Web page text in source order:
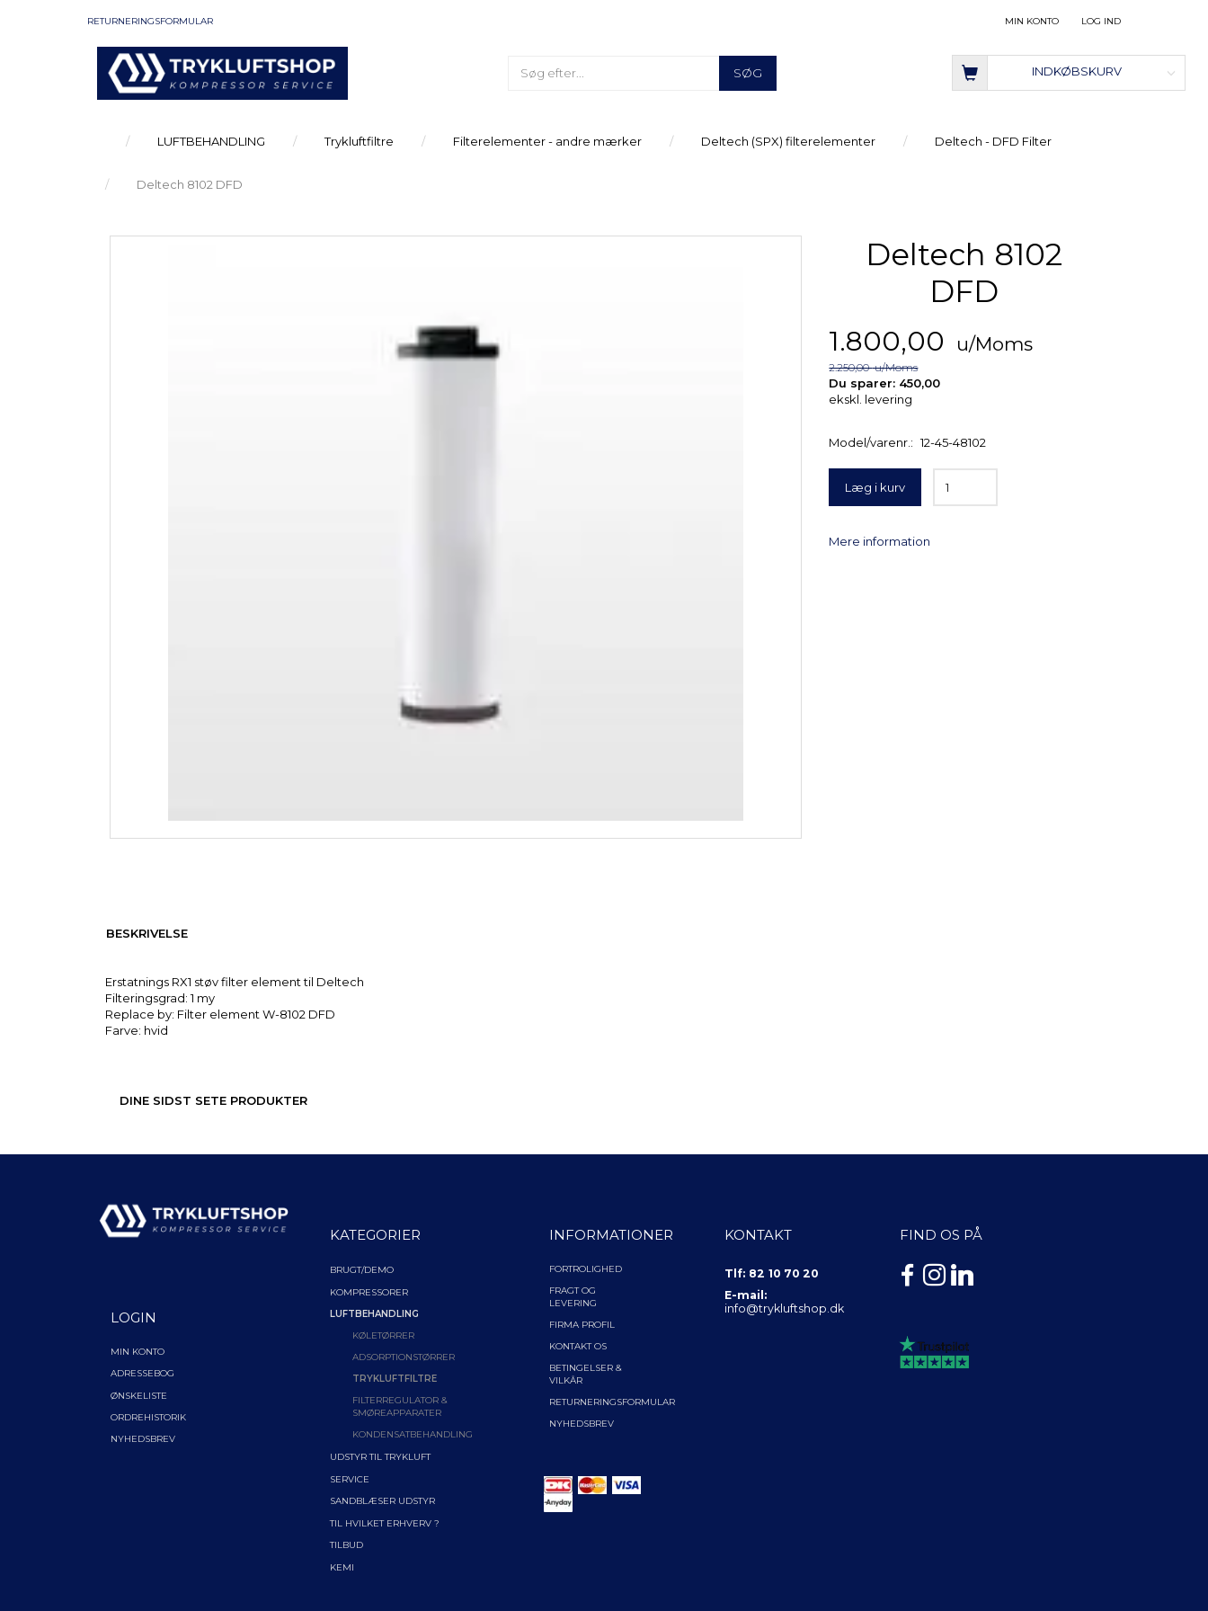
LOG IND
MIN KONTO
RETURNERINGSFORMULAR
SØG INDKØBSKURV
LUFTBEHANDLING Trykluftfiltre Filterelementer - andre mærker Deltech (SPX) filterelementer Deltech - DFD Filter
Deltech 8102 DFD
Deltech 8102
DFD
1.800,00 u/Moms
2.250,00u/Moms
Du sparer: 450,00
ekskl. levering
Model/varenr.: 12-45-48102
Læg i kurv
Mere information
BESKRIVELSE
Erstatnings RX1 støv filter element til Deltech
Filteringsgrad: 1 my
Replace by: Filter element W-8102 DFD
Farve: hvid
DINE SIDST SETE PRODUKTER
LOGIN
MIN KONTO
ADRESSEBOG
ØNSKELISTE
ORDREHISTORIK
NYHEDSBREV
KATEGORIER
BRUGT/DEMO
KOMPRESSORER
LUFTBEHANDLING
KØLETØRRER
ADSORPTIONSTØRRER
TRYKLUFTFILTRE
FILTERREGULATOR &
SMØREAPPARATER
KONDENSATBEHANDLING
UDSTYR TIL TRYKLUFT
SERVICE
SANDBLÆSER UDSTYR
TIL HVILKET ERHVERV ?
TILBUD
KEMI
INFORMATIONER
FORTROLIGHED
FRAGT OG
LEVERING
FIRMA PROFIL
KONTAKT OS
BETINGELSER &
VILKÅR
RETURNERINGSFORMULAR
NYHEDSBREV
KONTAKT
Tlf: 82 10 70 20
E-mail:
info@trykluftshop.dk
FIND OS PÅ